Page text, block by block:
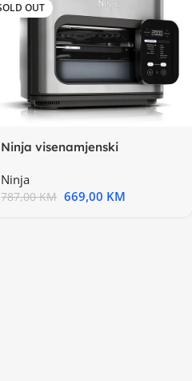
OUT
Ninja visenamjenski
Ninja
787,00KM 669,00 KM